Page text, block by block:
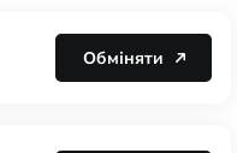
Обміняти